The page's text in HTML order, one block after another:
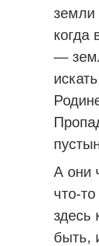
земли
когда
—
А они
что-
здесь
быть,